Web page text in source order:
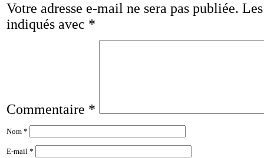
Votre adresse e-mail ne sera pas publiée.
indiqués avec *
Commentaire *
Nom *
E-mail *